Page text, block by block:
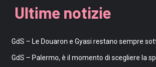
Ultime notizie
GdS – Le Douaron e Gyasi restano sempre
GdS – Palermo, è il momento di scegliere la